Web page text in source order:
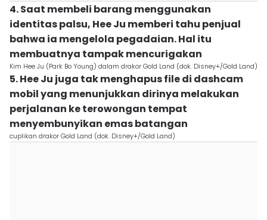
4. Saat membeli barang menggunakan
identitas palsu, Hee Ju memberi tahu penjual
bahwa ia mengelola pegadaian. Hal itu
membuatnya tampak mencurigakan
Kim Hee Ju (Park Bo Young) dalam drakor Gold Land (dok. Disney+/Gold Land)
5. Hee Ju juga tak menghapus file di dashcam
mobil yang menunjukkan dirinya melakukan
perjalanan ke terowongan tempat
menyembunyikan emas batangan
cuplikan drakor Gold Land (dok. Disney+/Gold Land)